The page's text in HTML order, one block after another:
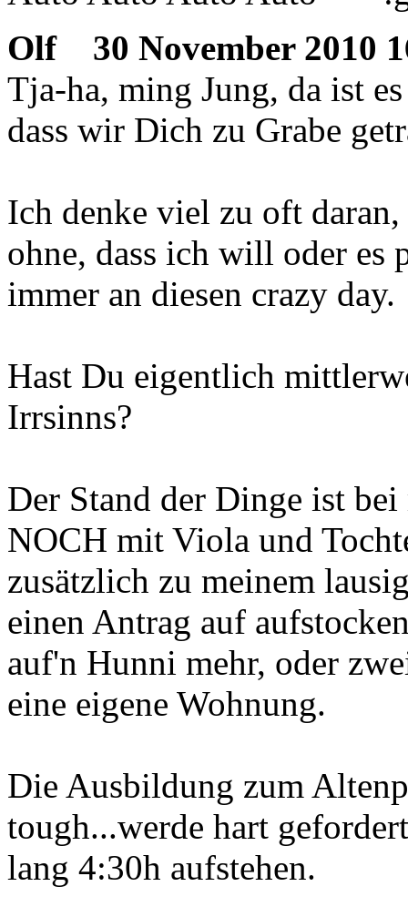
Olf
30 November 2010
Tja-ha, ming Jung, da ist
dass wir Dich zu Grabe
Ich denke viel zu oft
ohne, dass ich will oder es
immer an diesen crazy day.
Hast Du eigentlich
Irrsinns?
Der Stand der Dinge ist
NOCH mit Viola und
zusätzlich zu meinem
einen Antrag auf
auf'n Hunni mehr, oder
eine eigene Wohnung.
Die Ausbildung zum
tough...werde hart
lang 4:30h aufstehen.